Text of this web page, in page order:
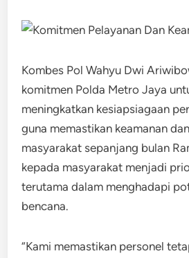
Kombes Pol Wahyu Dwi
komitmen Polda Metro Jaya
meningkatkan kesiapsiagaan
guna memastikan keamanan
masyarakat sepanjang bulan
kepada masyarakat menjadi
terutama dalam menghadapi
bencana.
“Kami memastikan personel